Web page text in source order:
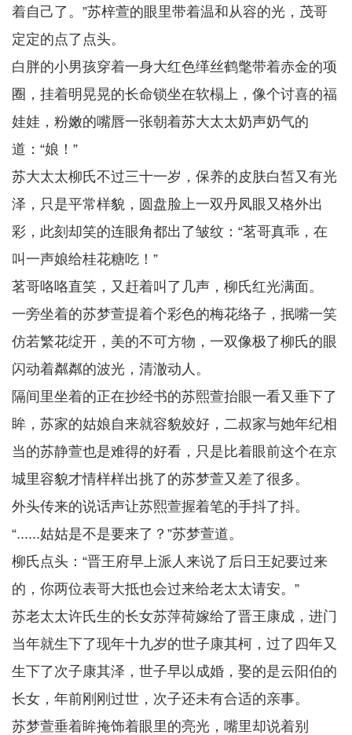
着自己了。”苏梓萱的眼里带着温和从容的光，茂哥
定定的点了点头。
白胖的小男孩穿着一身大红色缂丝鹤氅带着赤金的项
圈，挂着明晃晃的长命锁坐在软榻上，像个讨喜的福
娃娃，粉嫩的嘴唇一张朝着苏大太太奶声奶气的
道：“娘！”
苏大太太柳氏不过三十一岁，保养的皮肤白皙又有光
泽，只是平常样貌，圆盘脸上一双丹凤眼又格外出
彩，此刻却笑的连眼角都出了皱纹：“茗哥真乖，在
叫一声娘给桂花糖吃！”
茗哥咯咯直笑，又赶着叫了几声，柳氏红光满面。
一旁坐着的苏梦萱提着个彩色的梅花络子，抿嘴一笑
仿若繁花绽开，美的不可方物，一双像极了柳氏的眼
闪动着粼粼的波光，清澈动人。
隔间里坐着的正在抄经书的苏熙萱抬眼一看又垂下了
眸，苏家的姑娘自来就容貌姣好，二叔家与她年纪相
当的苏静萱也是难得的好看，只是比着眼前这个在京
城里容貌才情样样出挑了的苏梦萱又差了很多。
外头传来的说话声让苏熙萱握着笔的手抖了抖。
“......姑姑是不是要来了？”苏梦萱道。
柳氏点头：“晋王府早上派人来说了后日王妃要过来
的，你两位表哥大抵也会过来给老太太请安。”
苏老太太许氏生的长女苏萍荷嫁给了晋王康成，进门
当年就生下了现年十九岁的世子康其柯，过了四年又
生下了次子康其泽，世子早以成婚，娶的是云阳伯的
长女，年前刚刚过世，次子还未有合适的亲事。
苏梦萱垂着眸掩饰着眼里的亮光，嘴里却说着别